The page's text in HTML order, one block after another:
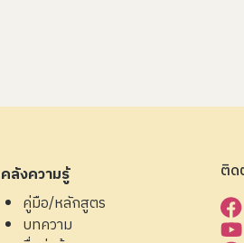
คลังความรู้
คู่มือ/หลักสูตร
บทความ
ติด